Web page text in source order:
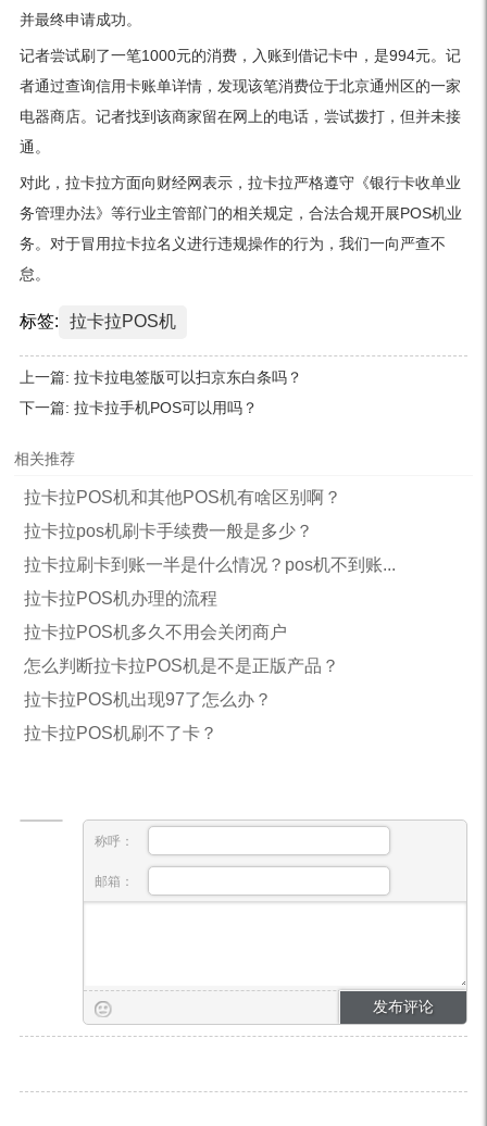
并最终申请成功。
记者尝试刷了一笔1000元的消费，入账到借记卡中，是994元。记
者通过查询信用卡账单详情，发现该笔消费位于北京通州区的一家
电器商店。记者找到该商家留在网上的电话，尝试拨打，但并未接
通。
对此，拉卡拉方面向财经网表示，拉卡拉严格遵守《银行卡收单业
务管理办法》等行业主管部门的相关规定，合法合规开展POS机业
务。对于冒用拉卡拉名义进行违规操作的行为，我们一向严查不
怠。
标签: 拉卡拉POS机
上一篇: 拉卡拉电签版可以扫京东白条吗？
下一篇: 拉卡拉手机POS可以用吗？
相关推荐
拉卡拉POS机和其他POS机有啥区别啊？
拉卡拉pos机刷卡手续费一般是多少？
拉卡拉刷卡到账一半是什么情况？pos机不到账...
拉卡拉POS机办理的流程
拉卡拉POS机多久不用会关闭商户
怎么判断拉卡拉POS机是不是正版产品？
拉卡拉POS机出现97了怎么办？
拉卡拉POS机刷不了卡？
称呼：
邮箱：